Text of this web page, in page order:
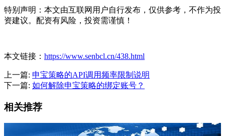
特别声明：本文由互联网用户自行发布，仅供参考，不作为投
资建议。配资有风险，投资需谨慎！
本文链接： https://www.senbcl.cn/438.html
上一篇: 申宝策略的API调用频率限制说明
下一篇: 如何解除申宝策略的绑定账号？
相关推荐